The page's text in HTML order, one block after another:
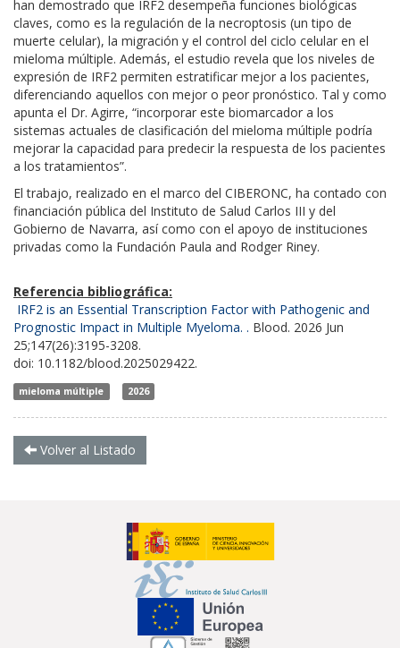
han demostrado que IRF2 desempeña funciones biológicas
claves, como es la regulación de la necroptosis (un tipo de
muerte celular), la migración y el control del ciclo celular en el
mieloma múltiple. Además, el estudio revela que los niveles de
expresión de IRF2 permiten estratificar mejor a los pacientes,
diferenciando aquellos con mejor o peor pronóstico. Tal y como
apunta el Dr. Agirre, “incorporar este biomarcador a los
sistemas actuales de clasificación del mieloma múltiple podría
mejorar la capacidad para predecir la respuesta de los pacientes
a los tratamientos”.
El trabajo, realizado en el marco del CIBERONC, ha contado con
financiación pública del Instituto de Salud Carlos III y del
Gobierno de Navarra, así como con el apoyo de instituciones
privadas como la Fundación Paula and Rodger Riney.
Referencia bibliográfica:
IRF2 is an Essential Transcription Factor with Pathogenic and
Prognostic Impact in Multiple Myeloma. . Blood. 2026 Jun
25;147(26):3195-3208.
doi: 10.1182/blood.2025029422.
mieloma múltiple 2026
Volver al Listado